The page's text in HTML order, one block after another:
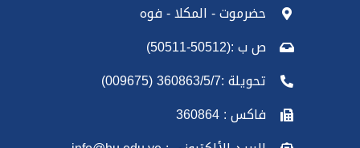
حضرموت - المكلا - فوه
ص ب :(50512-50511)
تحويلة :360863/5/7 (009675)
فاكس : 360864